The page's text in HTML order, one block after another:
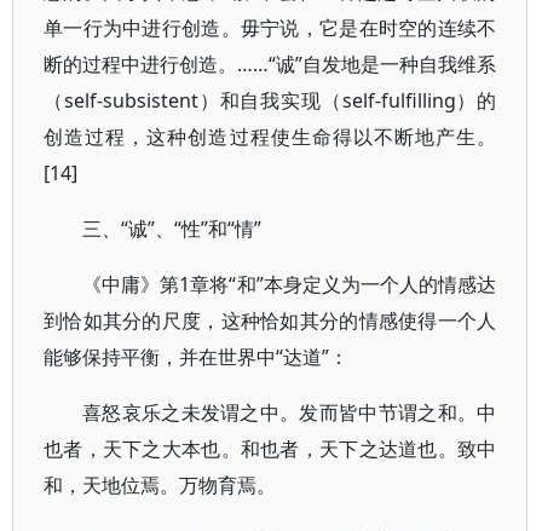
单一行为中进行创造。毋宁说，它是在时空的连续不
断的过程中进行创造。……“诚”自发地是一种自我维系
（self-subsistent）和自我实现（self-fulfilling）的
创造过程，这种创造过程使生命得以不断地产生。
[14]
三、“诚”、“性”和“情”
《中庸》第1章将“和”本身定义为一个人的情感达
到恰如其分的尺度，这种恰如其分的情感使得一个人
能够保持平衡，并在世界中“达道”：
喜怒哀乐之未发谓之中。发而皆中节谓之和。中
也者，天下之大本也。和也者，天下之达道也。致中
和，天地位焉。万物育焉。